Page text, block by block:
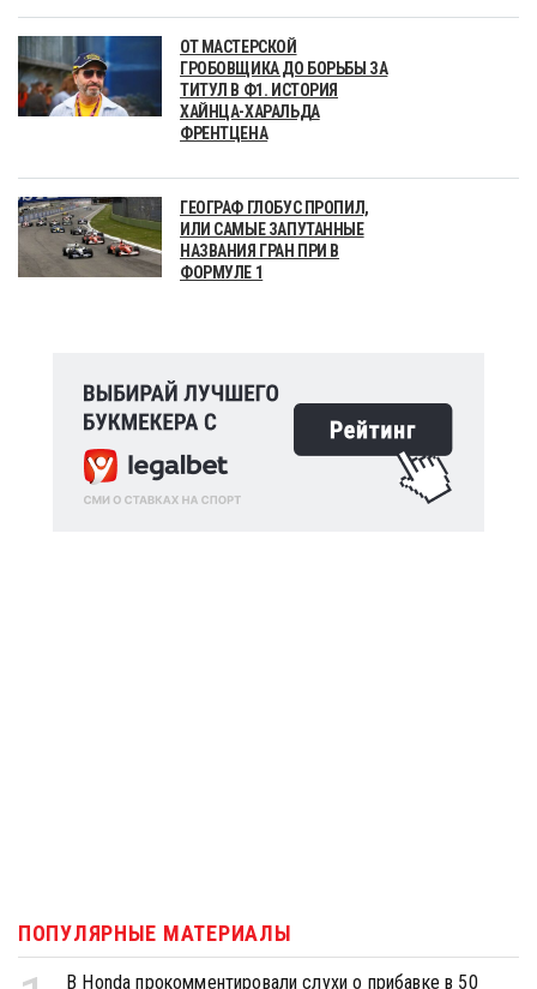
ОТ МАСТЕРСКОЙ
ГРОБОВЩИКА ДО БОРЬБЫ ЗА
ТИТУЛ В Ф1. ИСТОРИЯ
ХАЙНЦА-ХАРАЛЬДА
ФРЕНТЦЕНА
ГЕОГРАФ ГЛОБУС ПРОПИЛ,
ИЛИ САМЫЕ ЗАПУТАННЫЕ
НАЗВАНИЯ ГРАН ПРИ В
ФОРМУЛЕ 1
ПОПУЛЯРНЫЕ МАТЕРИАЛЫ
В Honda прокомментировали слухи о прибавке в 50